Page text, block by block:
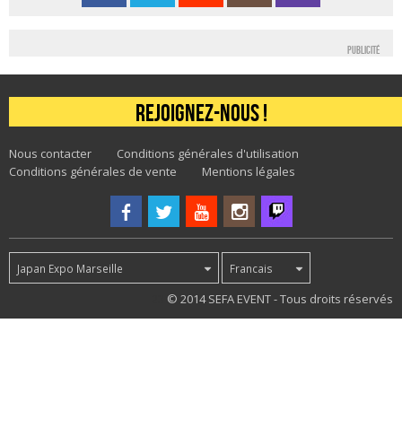
Publicité
Rejoignez-nous !
Nous contacter
Conditions générales d'utilisation
Conditions générales de vente
Mentions légales
Japan Expo Marseille Francais
© 2014 SEFA EVENT - Tous droits réservés